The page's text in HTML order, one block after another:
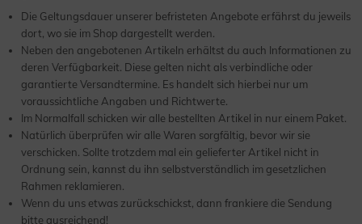
Die Geltungsdauer unserer befristeten Angebote erfährst du jeweils
dort, wo sie im Shop dargestellt werden.
Neben den angebotenen Artikeln erhältst du auch Informationen zu
deren Verfügbarkeit. Diese gelten nicht als verbindliche oder
garantierte Versandtermine. Es handelt sich hierbei nur um
voraussichtliche Angaben und Richtwerte.
Im Normalfall schicken wir alle bestellten Artikel in nur einem Paket.
Natürlich überprüfen wir alle Waren sorgfältig, bevor wir sie
verschicken. Sollte trotzdem mal ein gelieferter Artikel nicht in
Ordnung sein, kannst du ihn selbstverständlich im gesetzlichen
Rahmen reklamieren.
Wenn du uns etwas zurückschickst, dann frankiere die Sendung
bitte ausreichend!